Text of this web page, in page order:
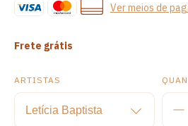
Ver meios de
Frete grátis
ARTISTAS